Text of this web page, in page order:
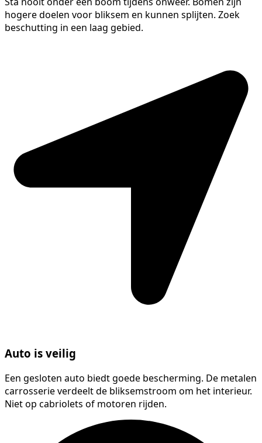
hogere doelen voor bliksem en kunnen splijten. Zoek
beschutting in een laag gebied.
Auto is veilig
Een gesloten auto biedt goede bescherming. De metalen
carrosserie verdeelt de bliksemstroom om het interieur.
Niet op cabriolets of motoren rijden.